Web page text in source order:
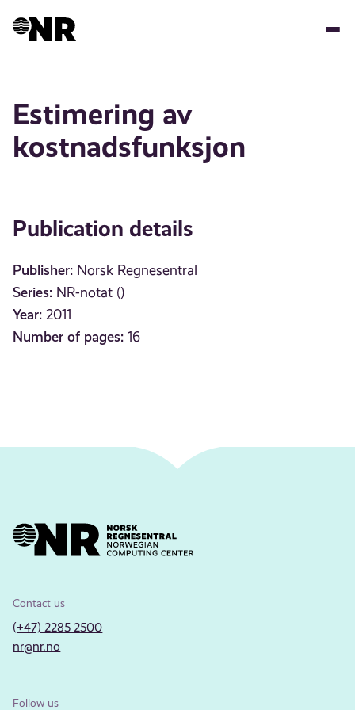
Estimering av
kostnadsfunksjon
Publication details
Publisher: Norsk Regnesentral
Series: NR-notat ()
Year: 2011
Number of pages: 16
Contact us
(+47) 2285 2500
nr@nr.no
Follow us